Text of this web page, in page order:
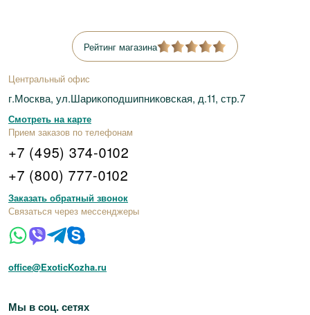
Рейтинг магазина
Центральный офис
г.Москва, ул.Шарикоподшипниковская, д.11, стр.7
Смотреть на карте
Прием заказов по телефонам
+7 (495) 374-0102
+7 (800) 777-0102
Заказать обратный звонок
Связаться через мессенджеры
office@ExoticKozha.ru
Мы в соц. сетях